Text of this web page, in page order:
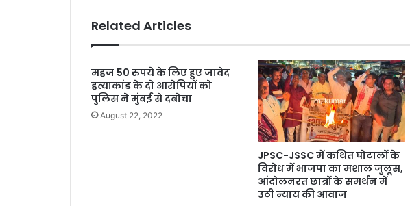
Related Articles
महज 50 रुपये के लिए हुए जावेद
हत्याकांड के दो आरोपियों को
पुलिस ने मुंबई से दबोचा
August 22, 2022
JPSC-JSSC में कथित घोटालों के
विरोध में भाजपा का मशाल जुलूस,
आंदोलनरत छात्रों के समर्थन में
उठी न्याय की आवाज